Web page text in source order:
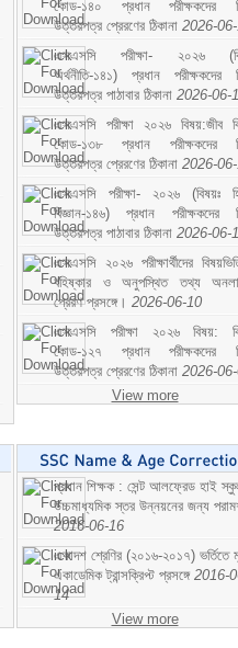
কোড-১৪০ প্রধান পরীক্ষকদের
উত্তরপত্র প্রেরণের ঠিকানা 2026-
এসএসসি পরীক্ষা- ২০২৬
অর্থনীতি-১৪১) প্রধান পরীক্ষকদের
উত্তরপত্র পাঠাবার ঠিকানা 2026-06-
এসএসসি পরীক্ষা ২০২৬ বিষয়:জীব
কোড-১৩৮ প্রধান পরীক্ষকদের
উত্তরপত্র প্রেরণের ঠিকানা 2026-
এসএসসি পরীক্ষা- ২০২৬ (বিষয়ঃ
বিজ্ঞান-১৪৬) প্রধান পরীক্ষকদের
উত্তরপত্র পাঠাবার ঠিকানা 2026-06-
এসএসসি ২০২৬ পরীক্ষার্থীদের
বহিষ্কার ও অনুপস্থিত তথ্য
প্রেরণ প্রসঙ্গে। 2026-06-10
এসএসসি পরীক্ষা ২০২৬ বিষয়:
কোড-১২৭ প্রধান পরীক্ষকদের
উত্তরপত্র প্রেরণের ঠিকানা 2026-
View more
প্রধান শিক্ষক : সেন্ট আলফ্রেড হাই
উচ্চমাধ্যমিক স্তর উন্নয়নের জন্য
2016-06-16
একাদশ শ্রেণির (২০১৬-২০১৭) ভর্তিতে
একাডেমিক ট্রান্সক্রিপ্ট প্রসঙ্গে 2016-
14
View more